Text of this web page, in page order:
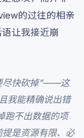
的过往的相亲
让我接近崩
尽快砍掉”——这
我能精确说出错
跑不出数据的项
提是资源有限、必